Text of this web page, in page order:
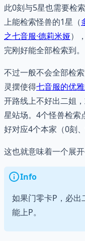
此0刻与5星也需要检
上能检索怪兽的1星（
之七音服·德莉米娅）
完刚好能全部检索到。
不过一般不会全部检
灵摆使得七音服的优
开路线上不好出二姐
星站场。4个怪兽检索
好对应4个本家（0刻
这也就意味着一个展开
Info
如果门零卡P，必出
能上P。